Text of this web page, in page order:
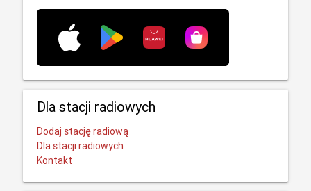
Dla stacji radiowych
Dodaj stację radiową
Dla stacji radiowych
Kontakt